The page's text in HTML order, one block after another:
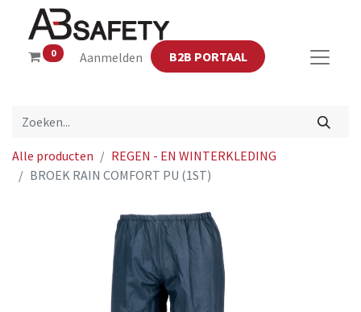
0 Aanmelden B2B PORTAAL
Alle producten
REGEN - EN WINTERKLEDING
BROEK RAIN COMFORT PU (1ST)